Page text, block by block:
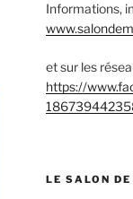
Informations,
et sur les
https://
LE SALON